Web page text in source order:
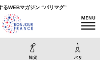
るWEBマガジン “パリマグ”